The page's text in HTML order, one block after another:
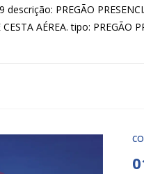
PREGÃO
CESTA AÉREA. tipo: